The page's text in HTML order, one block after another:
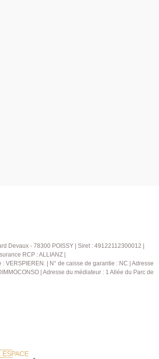
Devaux - 78300 POISSY | Siret : 49122112300012 |
RCP : ALLIANZ |
| N° de caisse de garantie : NC | Adresse
| Adresse du médiateur : 1 Allée du Parc de
ESPACE